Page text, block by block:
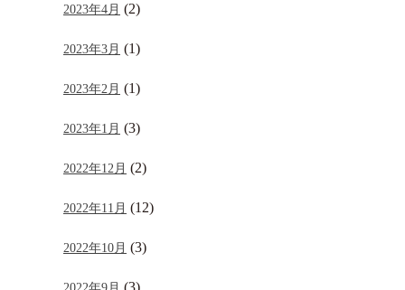
2023年4月 (2)
2023年3月 (1)
2023年2月 (1)
2023年1月 (3)
2022年12月 (2)
2022年11月 (12)
2022年10月 (3)